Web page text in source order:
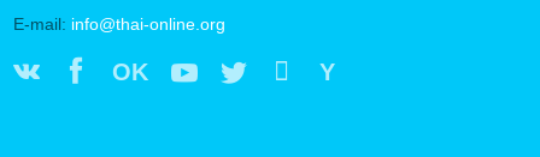
E-mail: info@thai-online.org
OK Y